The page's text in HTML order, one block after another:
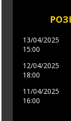
13/04/2025
15:00
12/04/2025
18:00
11/04/2025
16:00